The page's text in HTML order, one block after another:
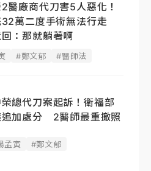
醫廠商代刀害5人惡化！
32萬二度手術無法行走
：那就躺著啊
#鄭文郁 #醫師法
總代刀案起訴！衛福部
追加處分 2醫師最重撤照
孟寅 #鄭文郁